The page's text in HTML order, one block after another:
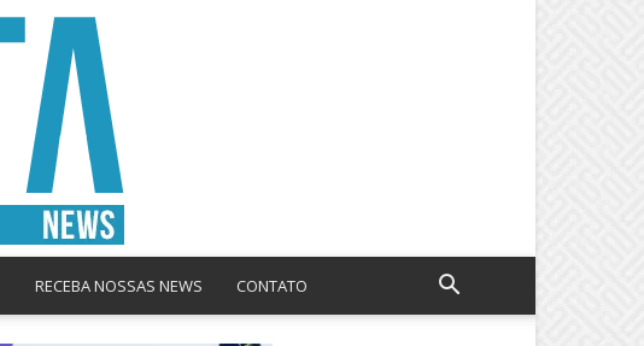
RECEBA NOSSAS NEWS CONTATO